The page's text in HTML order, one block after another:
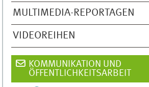
MULTIMEDIA-REPORTAGEN
VIDEOREIHEN
KOMMUNIKATION UND
ÖFFENTLICHKEITSARBEIT